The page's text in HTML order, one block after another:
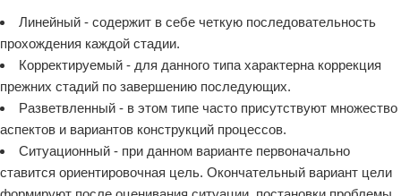
Линейный - содержит в себе четкую последовательность
прохождения каждой стадии.
Корректируемый - для данного типа характерна коррекция
прежних стадий по завершению последующих.
Разветвленный - в этом типе часто присутствуют множество
аспектов и вариантов конструкций процессов.
Ситуационный - при данном варианте первоначально
ставится ориентировочная цель. Окончательный вариант цели